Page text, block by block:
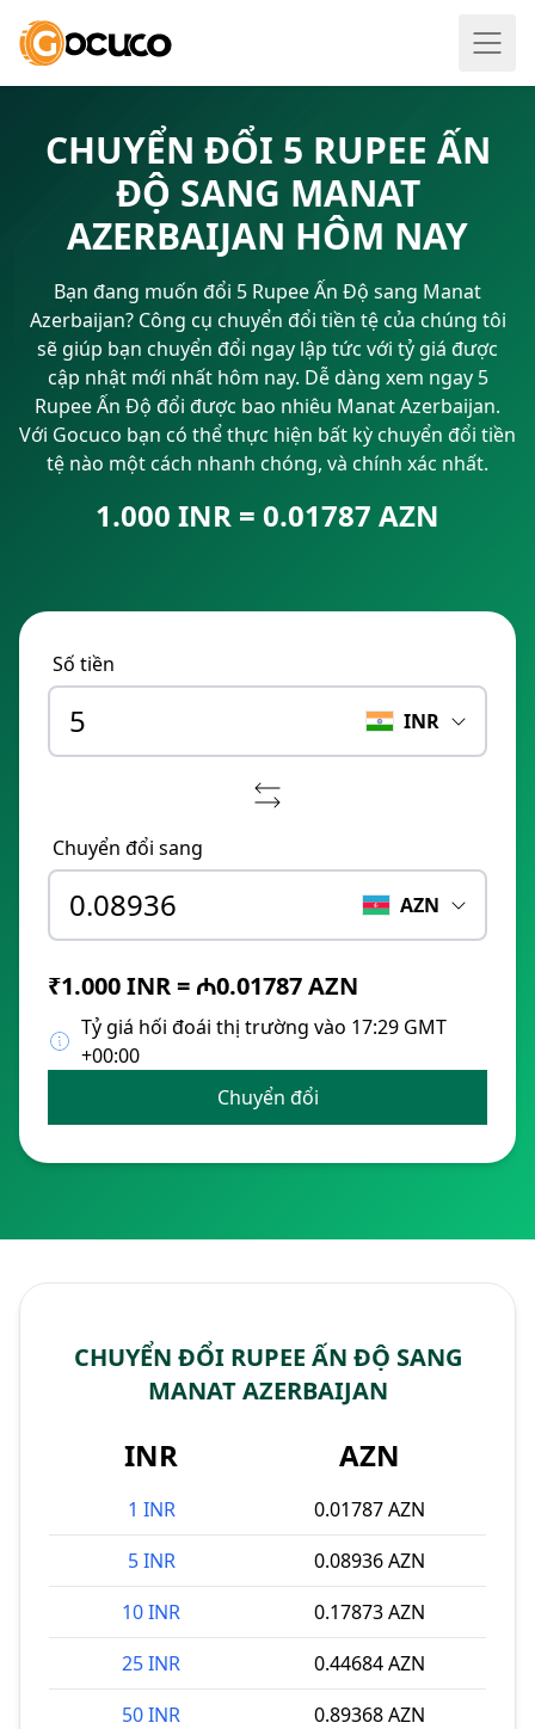
CHUYỂN ĐỔI 5 RUPEE ẤN
ĐỘ SANG MANAT
AZERBAIJAN HÔM NAY
Bạn đang muốn đổi 5 Rupee Ấn Độ sang Manat
Azerbaijan? Công cụ chuyển đổi tiền tệ của chúng tôi
sẽ giúp bạn chuyển đổi ngay lập tức với tỷ giá được
cập nhật mới nhất hôm nay. Dễ dàng xem ngay 5
Rupee Ấn Độ đổi được bao nhiêu Manat Azerbaijan.
Với Gocuco bạn có thể thực hiện bất kỳ chuyển đổi tiền
tệ nào một cách nhanh chóng, và chính xác nhất.
1.000 INR = 0.01787 AZN
Số tiền
INR
Chuyển đổi sang
AZN
₹1.000 INR = ₼0.01787 AZN
Tỷ giá hối đoái thị trường vào 17:29 GMT
+00:00
Chuyển đổi
CHUYỂN ĐỔI RUPEE ẤN ĐỘ SANG
MANAT AZERBAIJAN
INR AZN
1 INR
0.01787 AZN
5 INR
0.08936 AZN
10 INR
0.17873 AZN
25 INR
0.44684 AZN
50 INR
0.89368 AZN